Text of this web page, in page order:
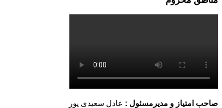
صاحب امتیاز و مدیرمسئول : عادل سعیدی پور